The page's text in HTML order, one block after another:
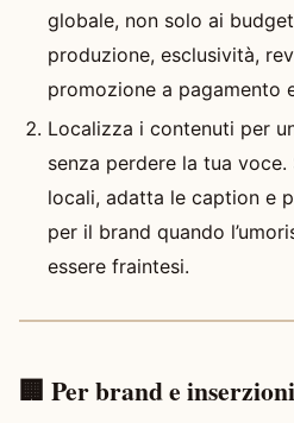
globale, non solo ai
produzione, esclusività,
promozione a pagamento
Localizza i contenuti per
senza perdere la tua
locali, adatta le caption e
per il brand quando
essere fraintesi.
🏢 Per brand e